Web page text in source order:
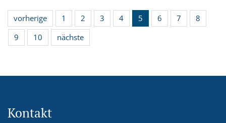
vorherige 1 2 3 4 5 6 7
8
9
10 nächste
Kontakt